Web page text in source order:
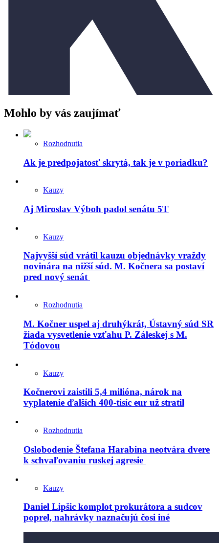
Mohlo by vás zaujímať
Rozhodnutia
Ak je predpojatosť skrytá, tak je v poriadku?
Kauzy
Aj Miroslav Výboh padol senátu 5T
Kauzy
Najvyšší súd vrátil kauzu objednávky vraždy
novinára na nižší súd. M. Kočnera sa postaví
pred nový senát
Rozhodnutia
M. Kočner uspel aj druhýkrát, Ústavný súd SR
žiada vysvetlenie vzťahu P. Záleskej s M.
Tódovou
Kauzy
Kočnerovi zaistili 5,4 milióna, nárok na
vyplatenie ďalších 400-tisíc eur už stratil
Rozhodnutia
Oslobodenie Štefana Harabina neotvára dvere
k schvaľovaniu ruskej agresie
Kauzy
Daniel Lipšic komplot prokurátora a sudcov
poprel, nahrávky naznačujú čosi iné